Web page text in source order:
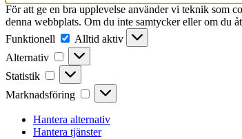
För att ge en bra upplevelse använder vi teknik som
denna webbplats. Om du inte samtycker eller om du
Funktionell
Funktionell
Alltid aktiv
Alternativ
Alternativ
Statistik Statistik
Marknadsföring Marknadsföring
Hantera alternativ
Hantera tjänster